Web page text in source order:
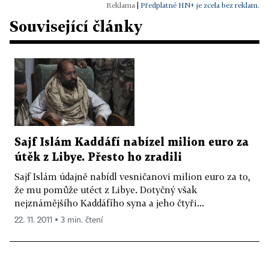
Předplatné HN+ je zcela bez reklam.
Související články
Sajf Islám Kaddáfí nabízel milion euro za
útěk z Libye. Přesto ho zradili
Sajf Islám údajně nabídl vesničanovi milion euro za to,
že mu pomůže utéct z Libye. Dotyčný však
nejznámějšího Kaddáfího syna a jeho čtyři...
22. 11. 2011 ▪ 3 min. čtení